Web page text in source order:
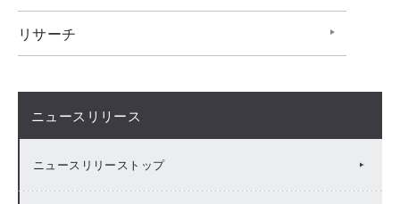
リサーチ
ニュースリリース
ニュースリリーストップ